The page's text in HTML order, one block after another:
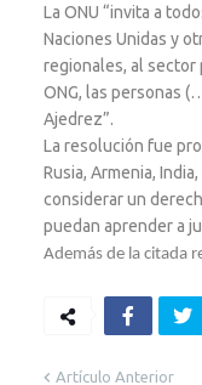
La ONU “invita a
Naciones Unidas y
regionales, al sector
ONG, las personas
Ajedrez”.
La resolución fue
Rusia, Armenia,
considerar un
puedan aprender a
Además de la citada
Artículo Anterior